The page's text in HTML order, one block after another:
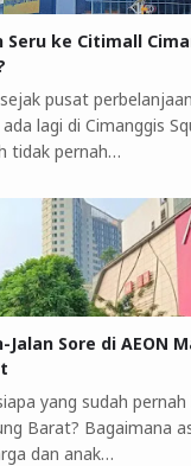
Seru ke Citimall
pusat
lagi di Cimanggis
tidak pernah…
Jalan Sore di AEON
yang sudah pernah
Barat? Bagaimana
dan anak…